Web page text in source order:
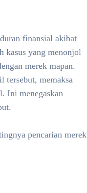
finansial akibat
kasus yang menonjol
merek mapan.
tersebut, memaksa
Ini menegaskan
pencarian merek